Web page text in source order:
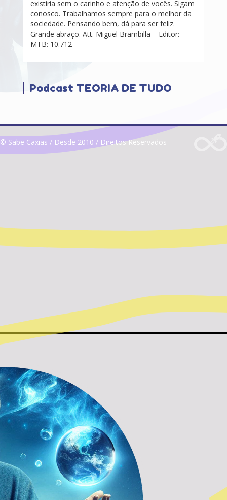
existiria sem o carinho e atenção de vocês. Sigam
conosco. Trabalhamos sempre para o melhor da
sociedade. Pensando bem, dá para ser feliz.
Grande abraço. Att. Miguel Brambilla – Editor:
MTB: 10.712
Podcast TEORIA DE TUDO
© Sabe Caxias / Desde 2010 / Direitos Reservados